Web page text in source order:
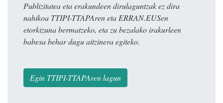
Publizitatea eta erakundeen dirulaguntzak ez dira
nahikoa TTIPI-TTAPAren eta ERRAN.EUSen
etorkizuna bermatzeko, eta zu bezalako irakurleen
babesa behar dugu aitzinera egiteko.
Egin TTIPI-TTAPAren lagun